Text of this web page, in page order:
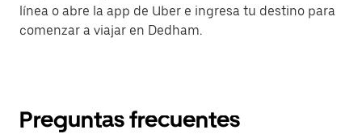
línea o abre la app de Uber e ingresa tu destino para
comenzar a viajar en Dedham.
Preguntas frecuentes